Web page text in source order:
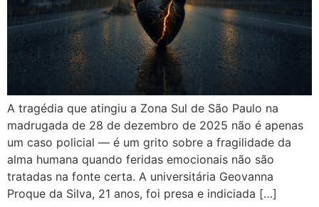
A tragédia que atingiu a Zona Sul de São Paulo na
madrugada de 28 de dezembro de 2025 não é apenas
um caso policial — é um grito sobre a fragilidade da
alma humana quando feridas emocionais não são
tratadas na fonte certa. A universitária Geovanna
Proque da Silva, 21 anos, foi presa e indiciada […]